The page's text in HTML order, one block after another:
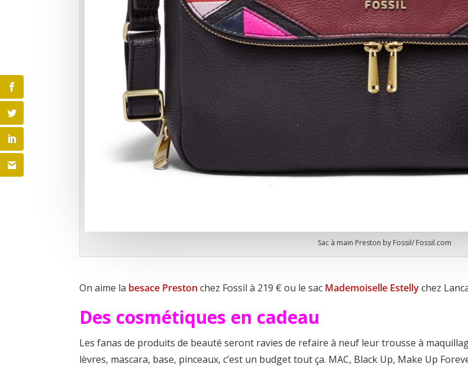
Sac à main Preston by Fossil/ Fossil.com
On aime la besace Preston chez Fossil à 219 € ou le sac Mademoiselle Estelly chez
Des cosmétiques en cadeau
Les fanas de produits de beauté seront ravies de refaire à neuf leur trousse à
lèvres, mascara, base, pinceaux, c’est un budget tout ça. MAC, Black Up, Make Up